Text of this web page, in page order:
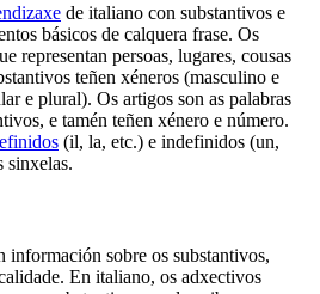
de italiano con substantivos e
básicos de calquera frase. Os
representan persoas, lugares, cousas
teñen xéneros (masculino e
e plural). Os artigos son as palabras
e tamén teñen xénero e número.
(il, la, etc.) e indefinidos (un,
sinxelas.
información sobre os substantivos,
En italiano, os adxectivos